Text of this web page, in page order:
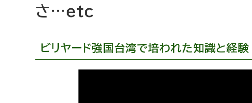
さ…etc
ビリヤード強国台湾で培われた知識と経験